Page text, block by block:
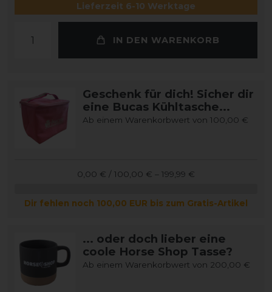
Lieferzeit 6-10 Werktage
IN DEN WARENKORB
Geschenk für dich! Sicher dir
eine Bucas Kühltasche...
Ab einem Warenkorbwert von 100,00 €
0,00 € / 100,00 € – 199,99 €
Dir fehlen noch 100,00 EUR bis zum Gratis-Artikel
... oder doch lieber eine
coole Horse Shop Tasse?
Ab einem Warenkorbwert von 200,00 €